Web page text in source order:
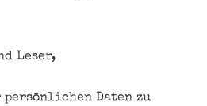
Leser,
persönlichen Daten zu